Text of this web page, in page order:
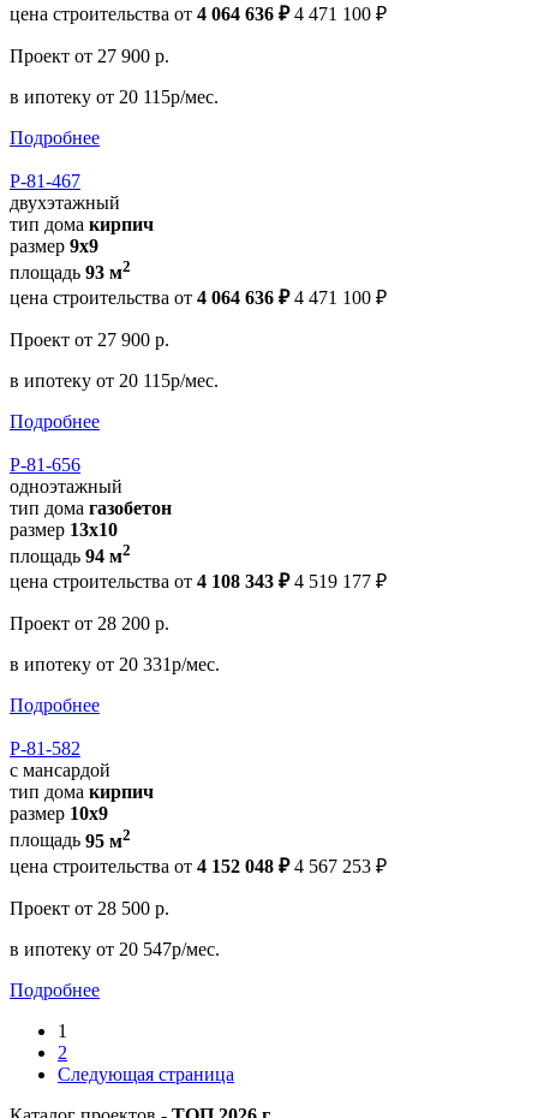
цена строительства от 4 064 636 ₽ 4 471 100 ₽
Проект от 27 900 р.
в ипотеку от 20 115р/мес.
Подробнее
Р-81-467
двухэтажный
тип дома кирпич
размер 9х9
площадь 93 м2
цена строительства от 4 064 636 ₽ 4 471 100 ₽
Проект от 27 900 р.
в ипотеку от 20 115р/мес.
Подробнее
Р-81-656
одноэтажный
тип дома газобетон
размер 13x10
площадь 94 м2
цена строительства от 4 108 343 ₽ 4 519 177 ₽
Проект от 28 200 р.
в ипотеку от 20 331р/мес.
Подробнее
Р-81-582
с мансардой
тип дома кирпич
размер 10х9
площадь 95 м2
цена строительства от 4 152 048 ₽ 4 567 253 ₽
Проект от 28 500 р.
в ипотеку от 20 547р/мес.
Подробнее
1
2
Следующая страница